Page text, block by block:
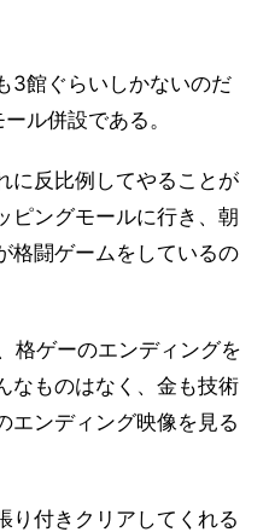
3館ぐらいしかないのだ
ル併設である。
に反比例してやることが
ピングモールに行き、朝
格闘ゲームをしているの
格ゲーのエンディングを
なものはなく、金も技術
エンディング映像を見る
り付きクリアしてくれる